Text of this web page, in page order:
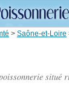
> Saône-et-Loire
situé